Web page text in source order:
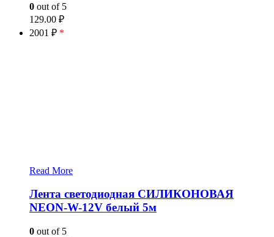
0 out of 5
129.00 ₽
2001 ₽ *
Read More
Лента светодиодная СИЛИКОНОВАЯ
NEON-W-12V белый 5м
0 out of 5